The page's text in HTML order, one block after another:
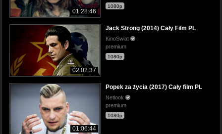
01:28:46
1080p
02:02:37
Jack Strong (2014) Cały Film PL
KinoSwiat
premium
1080p
01:06:44
Popek za życia (2017) Cały film PL
Netlook
premium
1080p